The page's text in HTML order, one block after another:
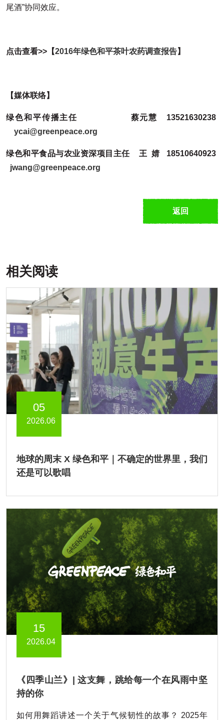
尾酒”协同效应。
点击查看>>【2016年绿色和平茶叶农药调查报告】
【媒体联络】
绿色和平传播主任 蔡元慧 13521630238
ycai@greenpeace.org
绿色和平食品与农业资深项目主任 王 婧 18510640923
jwang@greenpeace.org
返回
相关阅读
05
2026.06
地球的周末 X 绿色和平｜不确定的世界里，我们
还是可以歌唱
15
2026.04
《四季山兰》| 这支舞，跳给每一个在风雨中坚
持的你
如何用舞蹈讲述一个关于气候韧性的故事？ 2025年